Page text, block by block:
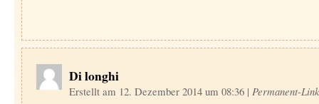
Di longhi
Erstellt am 12. Dezember 2014 um 08:36 | Permanent-Link